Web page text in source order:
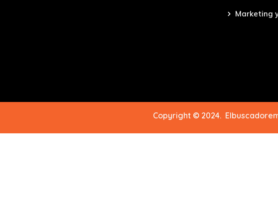
Marketing
Copyright © 2024.